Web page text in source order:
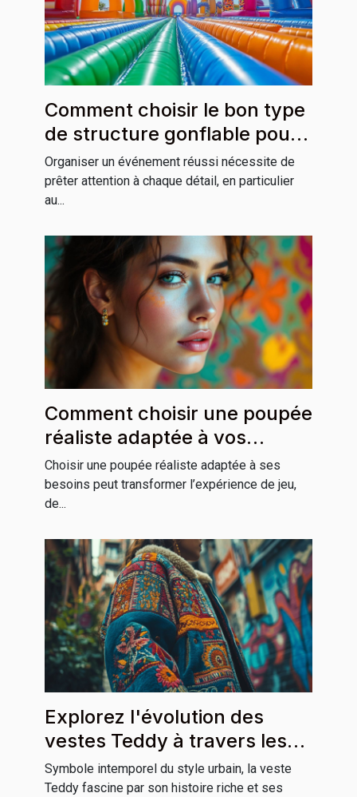
Comment choisir le bon type
de structure gonflable pour
votre événement ?
Organiser un événement réussi nécessite de
prêter attention à chaque détail, en particulier
au...
Comment choisir une poupée
réaliste adaptée à vos
besoins ?
Choisir une poupée réaliste adaptée à ses
besoins peut transformer l’expérience de jeu,
de...
Explorez l'évolution des
vestes Teddy à travers les
cultures
Symbole intemporel du style urbain, la veste
Teddy fascine par son histoire riche et ses